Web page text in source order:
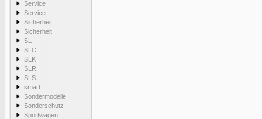
Service
Service
Sicherheit
Sicherheit
SL
SLC
SLK
SLR
SLS
smart
Sondermodelle
Sonderschutz
Sportwagen